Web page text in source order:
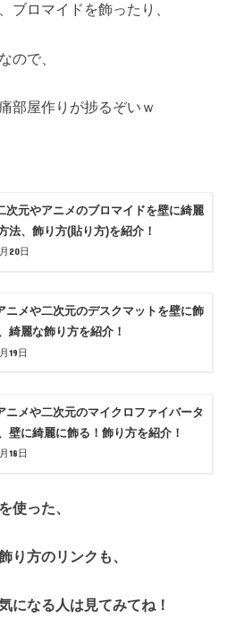
ブロマイドを飾ったり、
ので、
部屋作りが捗るぞいｗ
次元やアニメのブロマイドを壁に綺麗
法、飾り方(貼り方)を紹介！
20日
ニメや二次元のデスクマットを壁に飾
綺麗な飾り方を紹介！
19日
ニメや二次元のマイクロファイバータ
壁に綺麗に飾る！飾り方を紹介！
18日
使った、
り方のリンクも、
になる人は見てみてね！